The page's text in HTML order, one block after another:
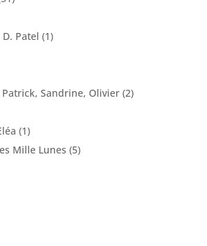
Patel (1)
Sandrine, Olivier(2)
(1)
Mille Lunes (5)